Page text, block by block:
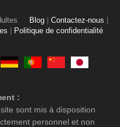
Blog Contactez-nous
Politique de confidentialité
:
sont mis à disposition
personnel et non